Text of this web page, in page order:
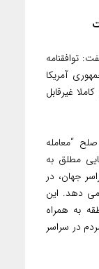
توافقنامه
آمریکا
غیرقابل
“معامله
مطلق به
جهان، در
دهد. این
به همراه
در سراسر